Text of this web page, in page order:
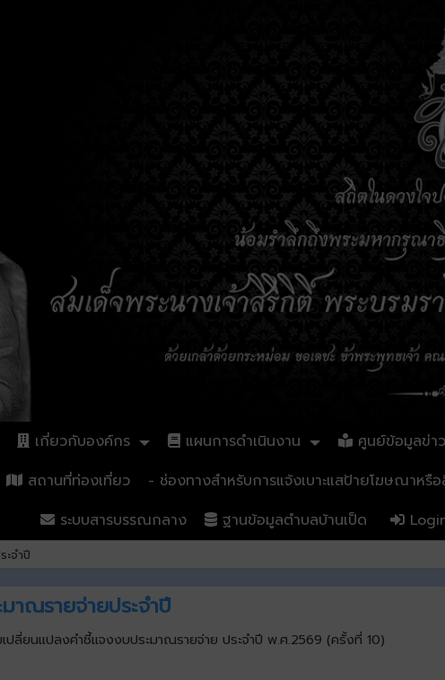
เกี่ยวกับองค์กร แผนการดำเนินงาน
ศูนย์ข้อมูลข่า
สถานที่ท่องเที่ยว
- ช่องทางสำหรับการแจ้งเบาะแสป้ายโฆษณาห
ระบบสารบรรณกลาง
ฐานข้อมูลตำบลบ้านเป็ด
ะจำปี
าณรายจ่ายประจำปี
เปลี่ยนแปลงคำชี้แจงงบประมาณรายจ่าย ประจำปี พ.ศ.2569 (ครั้งที่ 10)